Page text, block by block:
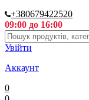
+380679422520
09:00 до 16:00
Увійти
Аккаунт
0